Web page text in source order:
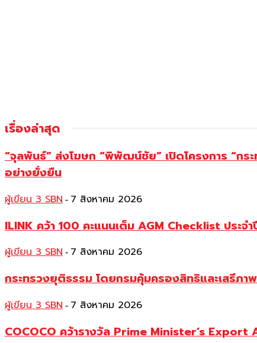
เรื่องล่าสุด
“จุลพันธ์” ส่งโฆษก “พิพัฒน์ชัย” เปิดโครงการ “กร
อย่างยั่งยืน
ผู้เขียน 3 SBN - 7 สิงหาคม 2026
ILINK คว้า 100 คะแนนเต็ม AGM Checklist ประ
ผู้เขียน 3 SBN - 7 สิงหาคม 2026
กระทรวงยุติธรรม โดยกรมคุ้มครองสิทธิและเสรีภ
ผู้เขียน 3 SBN - 7 สิงหาคม 2026
COCOCO คว้ารางวัล Prime Minister’s